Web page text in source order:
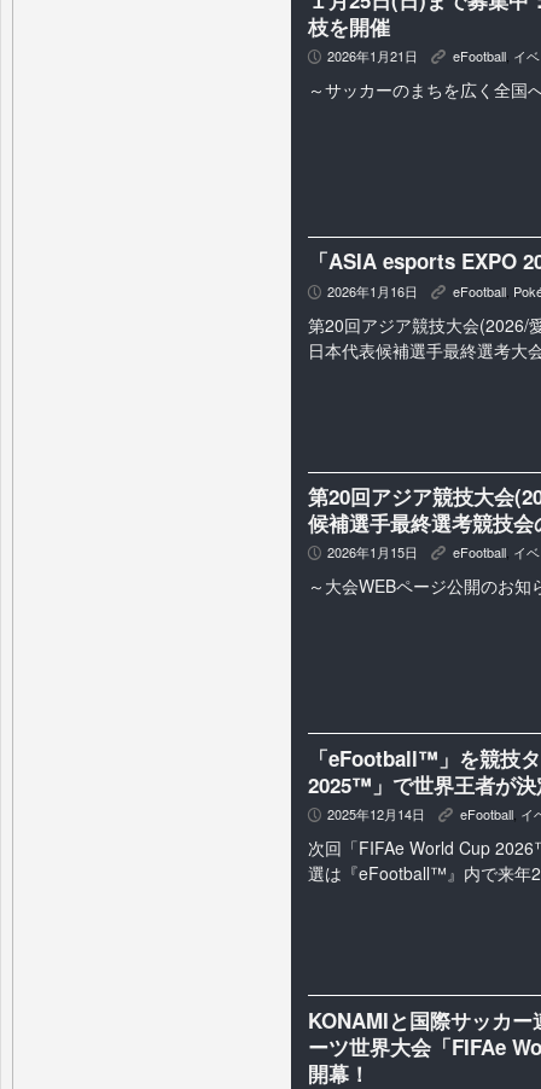
枝を開催
P 2026年1月21日 K eFootball イ
～サッカーのまちを広く全国
「ASIA esports EXPO
P 2026年1月16日 K eFootball
第20回アジア競技大会(2026/
日本代表候補選手最終選考大
第20回アジア競技大会
候補選手最終選考競技
P 2026年1月15日 K eFootball, イ
～大会WEBページ公開のお知
「eFootball™」を競技
2025™」で世界王者が決
P 2025年12月14日 K eFootball, イ
次回「FIFAe World Cup
選は『eFootball™』内で来年
KONAMIと国際サッカ
ーツ世界大会「FIFAe
開幕！